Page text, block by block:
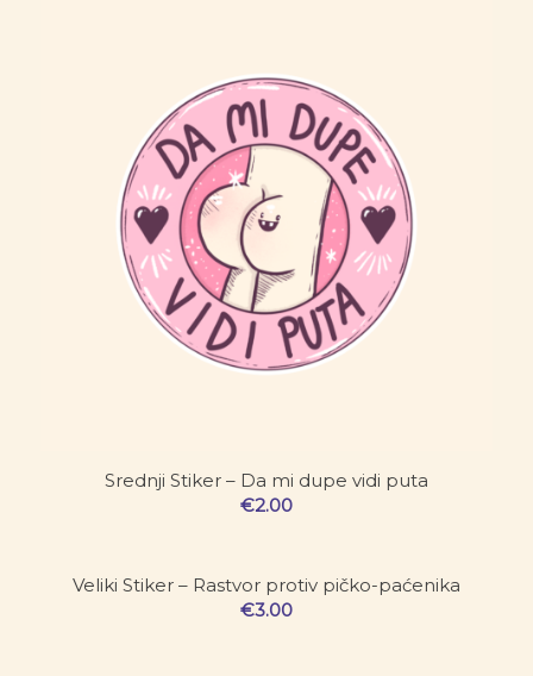
Srednji Stiker – Da mi dupe vidi puta
€2.00
Veliki Stiker – Rastvor protiv pičko-paćenika
€3.00